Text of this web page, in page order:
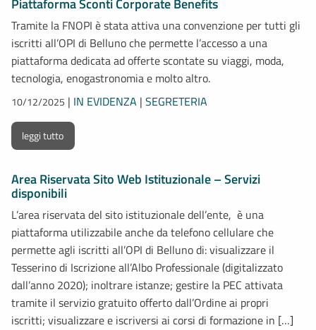
Piattaforma Sconti Corporate Benefits
Tramite la FNOPI è stata attiva una convenzione per tutti gli
iscritti all’OPI di Belluno che permette l’accesso a una
piattaforma dedicata ad offerte scontate su viaggi, moda,
tecnologia, enogastronomia e molto altro.
10/12/2025 | IN EVIDENZA | SEGRETERIA
leggi tutto
Area Riservata Sito Web Istituzionale – Servizi
disponibili
L’area riservata del sito istituzionale dell’ente, è una
piattaforma utilizzabile anche da telefono cellulare che
permette agli iscritti all’OPI di Belluno di: visualizzare il
Tesserino di Iscrizione all’Albo Professionale (digitalizzato
dall’anno 2020); inoltrare istanze; gestire la PEC attivata
tramite il servizio gratuito offerto dall’Ordine ai propri
iscritti; visualizzare e iscriversi ai corsi di formazione in […]